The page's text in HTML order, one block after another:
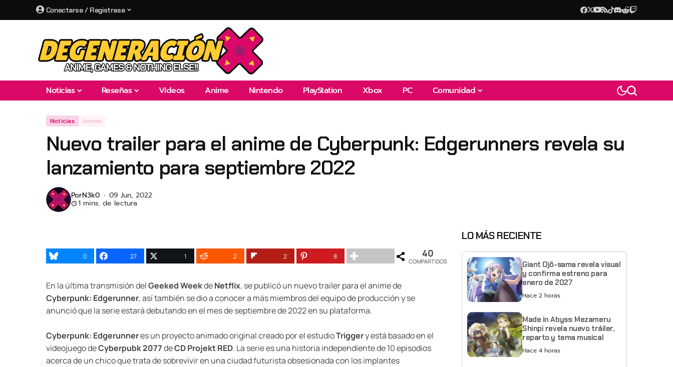
Conectarse / Registrase
Noticias Reseñas Vídeos Anime Nintendo PlayStation Xbox PC Comunidad
Noticias Anime
Nuevo trailer para el anime de Cyberpunk: Edgerunners revela su
lanzamiento para septiembre 2022
PorN3k0 09 Jun, 2022
1 mins. de lectura
0 27 1 2 2 8 40
COMPARTIDOS
En la última transmisión delGeeked WeekdeNetflix, se publicó un nuevo trailer para el anime de
Cyberpunk: Edgerunner, así también se dio a conocer a más miembros del equipo de producción y se
anunció que la serie estará debutando en el mes de septiembre de 2022 en su plataforma.
Cyberpunk: Edgerunneres un proyecto animado original creado por el estudioTriggery está basado en el
videojuego deCyberpubk 2077deCD Projekt RED. La serie es una historia independiente de 10 episodios
acerca de un chico que trata de sobrevivir en una ciudad futurista obsesionada con los implantes
LO MÁS RECIENTE
Giant Ojō-sama revela visual
y confirma estreno para
enero de 2027
Hace 2 horas
Made in Abyss: Mezameru
Shinpi revela nuevo tráiler,
reparto y tema musical
Hace 4 horas